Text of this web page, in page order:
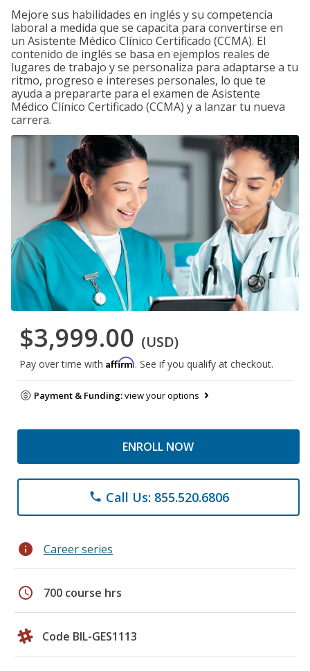
Mejore sus habilidades en inglés y su competencia
laboral a medida que se capacita para convertirse en
un Asistente Médico Clínico Certificado (CCMA). El
contenido de inglés se basa en ejemplos reales de
lugares de trabajo y se personaliza para adaptarse a tu
ritmo, progreso e intereses personales, lo que te
ayuda a prepararte para el examen de Asistente
Médico Clínico Certificado (CCMA) y a lanzar tu nueva
carrera.
$3,999.00 (USD)
Pay over time with Affirm. See if you qualify at checkout.
Payment & Funding:view your options
ENROLL NOW
phone Call Us: 855.520.6806
info Career series
schedule 700 course hrs
Code BIL-GES1113